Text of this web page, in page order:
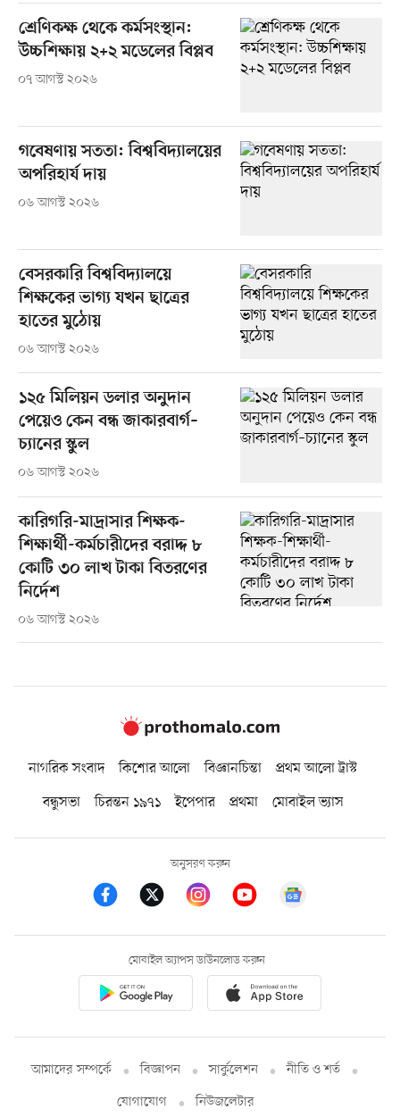
শ্রেণিকক্ষ থেকে কর্মসংস্থান:
উচ্চশিক্ষায় ২+২ মডেলের বিপ্লব
০৭ আগস্ট ২০২৬
গবেষণায় সততা: বিশ্ববিদ্যালয়ের
অপরিহার্য দায়
০৬ আগস্ট ২০২৬
বেসরকারি বিশ্ববিদ্যালয়ে
শিক্ষকের ভাগ্য যখন ছাত্রের
হাতের মুঠোয়
০৬ আগস্ট ২০২৬
১২৫ মিলিয়ন ডলার অনুদান
পেয়েও কেন বন্ধ জাকারবার্গ–
চ্যানের স্কুল
০৬ আগস্ট ২০২৬
কারিগরি-মাদ্রাসার শিক্ষক-
শিক্ষার্থী-কর্মচারীদের বরাদ্দ ৮
কোটি ৩০ লাখ টাকা বিতরণের
নির্দেশ
০৬ আগস্ট ২০২৬
নাগরিক সংবাদ কিশোর আলো বিজ্ঞানচিন্তা
প্রথম আলো ট্রাস্ট
বন্ধুসভা
চিরন্তন ১৯৭১ ইপেপার প্রথমা মোবাইল ভ্যাস
অনুসরণ করুন
মোবাইল অ্যাপস ডাউনলোড করুন
আমাদের সম্পর্কে বিজ্ঞাপন সার্কুলেশন
নীতি ও শর্ত
যোগাযোগ
নিউজলেটার